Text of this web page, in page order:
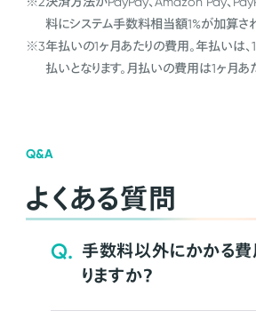
料にシステム手数料相当額1%が加算され
※3年払いの1ヶ月あたりの費用。年払いは、
払いとなります。月払いの費用は1ヶ月あ
Q&A
よくある質問
Q. 手数料以外にかかる費
りますか？